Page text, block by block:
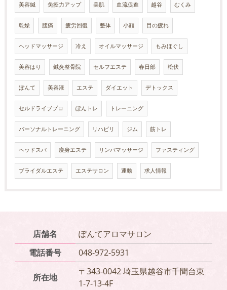
美容鍼 免疫力アップ 美肌 血流促進 越谷 むくみ
乾燥 腰痛 疲労回復 整体 小顔 目の疲れ
ヘッドマッサージ 冷え オイルマッサージ もみほぐし
美容はり 鍼灸整骨院 セルフエステ 春日部 松伏
ぽんて 美容液 エステ ダイエット デトックス
セルドライブプロ ぽんトレ トレーニング
パーソナルトレーニング リハビリ ジム 筋トレ
ヘッドスパ 痩身エステ リンパマッサージ ファスティング
ブライダルエステ エステサロン 運動 求人情報
店舗名
ぽんてアロマサロン
電話番号
048-972-5931
所在地
〒343-0042 埼玉県越谷市千間台東
1-7-13-4F